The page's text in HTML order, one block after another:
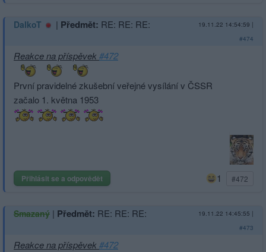
DalkoT | Předmět: RE: RE: RE: 19.11.22 14:54:59 |
#474
Reakce na příspěvek#472
První pravidelné zkušební veřejné vysílání v ČSSR
začalo 1. května 1953
Přihlásit se a odpovědět 1 #472
Smazaný | Předmět: RE: RE: RE: 19.11.22 14:45:55 |
#473
Reakce na příspěvek#472